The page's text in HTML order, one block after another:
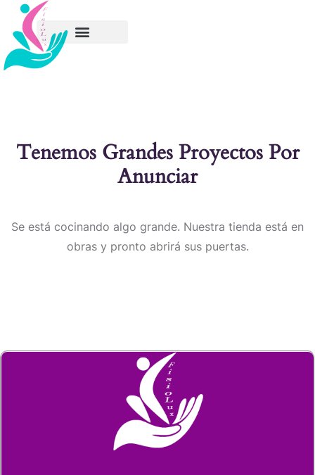
Tenemos Grandes Proyectos Por
Anunciar
Se está cocinando algo grande. Nuestra tienda está en
obras y pronto abrirá sus puertas.